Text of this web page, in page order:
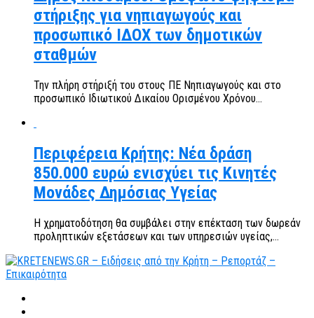
στήριξης για νηπιαγωγούς και
προσωπικό ΙΔΟΧ των δημοτικών
σταθμών
Την πλήρη στήριξή του στους ΠΕ Νηπιαγωγούς και στο
προσωπικό Ιδιωτικού Δικαίου Ορισμένου Χρόνου...
Περιφέρεια Κρήτης: Νέα δράση
850.000 ευρώ ενισχύει τις Κινητές
Μονάδες Δημόσιας Υγείας
Η χρηματοδότηση θα συμβάλει στην επέκταση των δωρεάν
προληπτικών εξετάσεων και των υπηρεσιών υγείας,...